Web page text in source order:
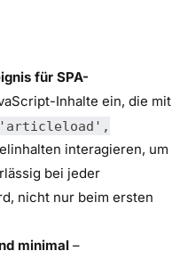
für SPA-
Inhalte ein, die mit
interagieren, um
bei jeder
nicht nur beim ersten
minimal –